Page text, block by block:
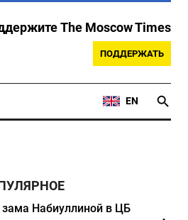
The Moscow Times
ПОДДЕРЖАТЬ
EN
Набиуллиной в ЦБ